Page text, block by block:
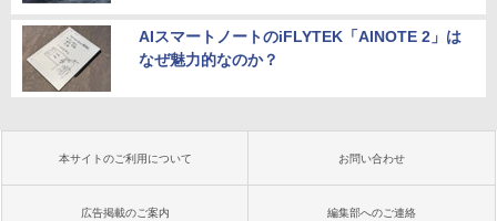
AIスマートノートのiFLYTEK「AINOTE 2」は
なぜ魅力的なのか？
本サイトのご利用について お問い合わせ
広告掲載のご案内 編集部へのご連絡